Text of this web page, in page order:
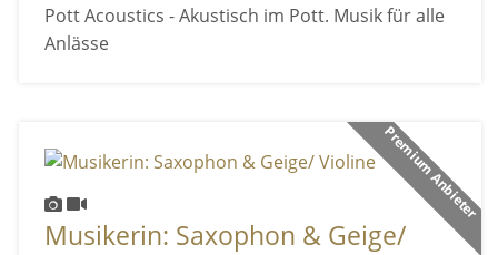
Pott Acoustics - Akustisch im Pott. Musik für alle
Anlässe
Premium Anbieter
Musikerin: Saxophon & Geige/